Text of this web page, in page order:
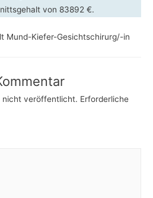
von 83892 €.
Mund-Kiefer-Gesichtschirurg/-in
nicht veröffentlicht. Erforderliche